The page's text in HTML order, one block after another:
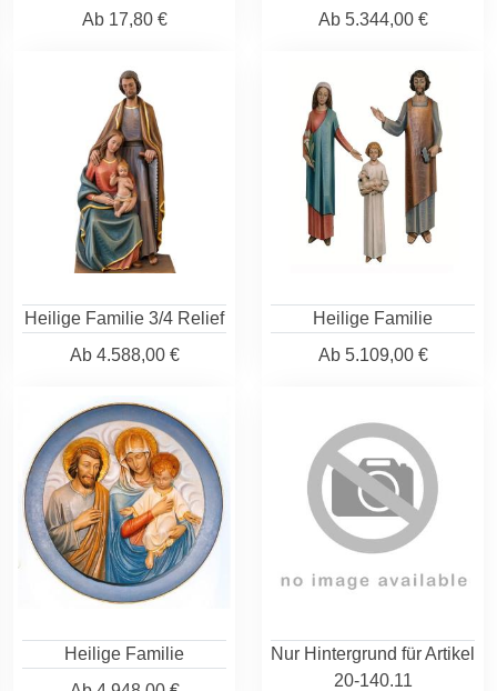
Ab17,80 € Ab5.344,00 €
Heilige Familie 3/4 Relief
Ab4.588,00 €
Heilige Familie
Ab5.109,00 €
Heilige Familie
Nur Hintergrund für Artikel
20-140.11